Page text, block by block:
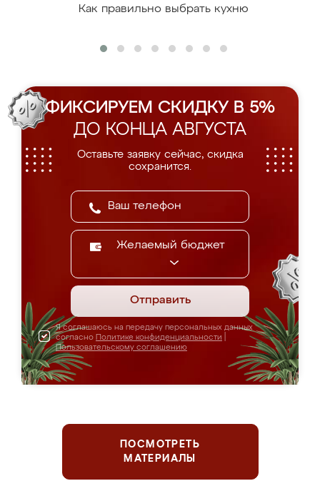
Как правильно выбрать кухню
ФИКСИРУЕМ СКИДКУ В 5%
ДО КОНЦА АВГУСТА
Оставьте заявку сейчас, скидка
сохранится.
Желаемый бюджет
Отправить
Я соглашаюсь на передачу персональных данных
согласно Политике конфиденциальности
Пользовательскому соглашению
ПОСМОТРЕТЬ
МАТЕРИАЛЫ